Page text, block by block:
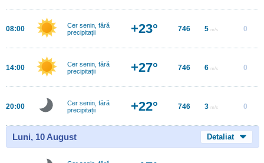
08:00
Cer senin, fără
precipitații
+23° 746 5 m/s 0
14:00
Cer senin, fără
precipitații
+27° 746 6 m/s 0
20:00
Cer senin, fără
precipitații
+22° 746 3 m/s 0
Luni, 10 August Detaliat